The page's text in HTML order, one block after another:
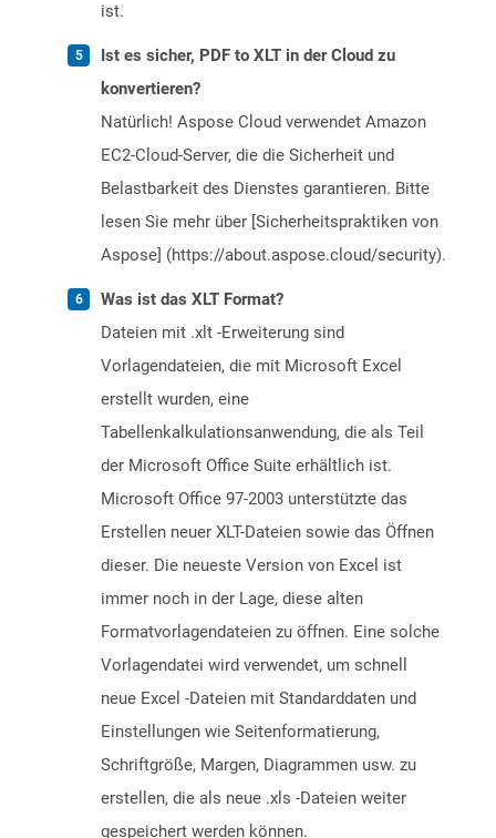
ist.
Ist es sicher, PDF to XLT in der Cloud zu
konvertieren?
Natürlich! Aspose Cloud verwendet Amazon
EC2-Cloud-Server, die die Sicherheit und
Belastbarkeit des Dienstes garantieren. Bitte
lesen Sie mehr über [Sicherheitspraktiken von
Aspose] (https://about.aspose.cloud/security).
Was ist das XLT Format?
Dateien mit .xlt -Erweiterung sind
Vorlagendateien, die mit Microsoft Excel
erstellt wurden, eine
Tabellenkalkulationsanwendung, die als Teil
der Microsoft Office Suite erhältlich ist.
Microsoft Office 97-2003 unterstützte das
Erstellen neuer XLT-Dateien sowie das Öffnen
dieser. Die neueste Version von Excel ist
immer noch in der Lage, diese alten
Formatvorlagendateien zu öffnen. Eine solche
Vorlagendatei wird verwendet, um schnell
neue Excel -Dateien mit Standarddaten und
Einstellungen wie Seitenformatierung,
Schriftgröße, Margen, Diagrammen usw. zu
erstellen, die als neue .xls -Dateien weiter
gespeichert werden können.